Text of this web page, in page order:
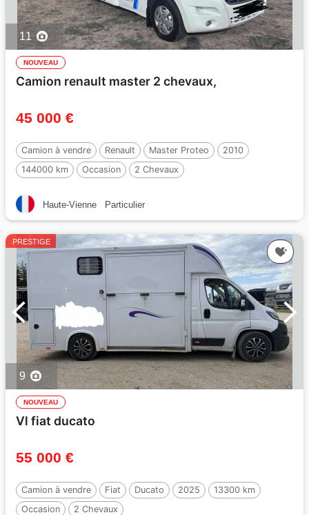
11
NOUVEAU
Camion renault master 2 chevaux,
45 000 €
Camion à vendre Renault Master Proteo
2010
144000 km
Occasion 2 Chevaux
Haute-Vienne Particulier
PRESTIGE
9
NOUVEAU
Vl fiat ducato
55 000 €
Camion à vendre Fiat Ducato 2025
13300 km
Occasion
2 Chevaux